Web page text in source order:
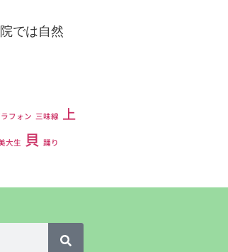
では自然
フォン 三味線 上
大生 貝 踊り